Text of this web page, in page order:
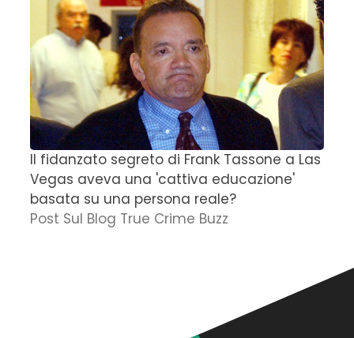
Il fidanzato segreto di Frank Tassone a Las
Vegas aveva una 'cattiva educazione'
basata su una persona reale?
Post Sul Blog True Crime Buzz